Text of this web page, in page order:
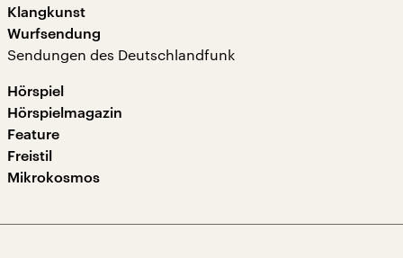
Klangkunst
Wurfsendung
Sendungen des Deutschlandfunk
Hörspiel
Hörspielmagazin
Feature
Freistil
Mikrokosmos